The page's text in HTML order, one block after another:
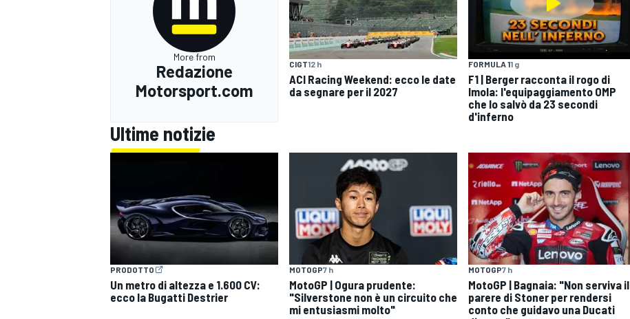
More from
Redazione
Motorsport.com
CIGT12 h
ACI Racing Weekend: ecco le date
da segnare per il 2027
FORMULA 11 g
F1 | Berger racconta il rogo di
Imola: l'equipaggiamento OMP
che lo salvò da 23 secondi
d'inferno
Ultime notizie
PRODOTTO
Un metro di altezza e 1.600 CV:
ecco la Bugatti Destrier
MOTOGP7 h
MotoGP | Ogura prudente:
"Silverstone non è un circuito che
mi entusiasmi molto"
MOTOGP7 h
MotoGP | Bagnaia: "Non serviva il
parere di Stoner per rendersi
conto che guidavo una Ducati